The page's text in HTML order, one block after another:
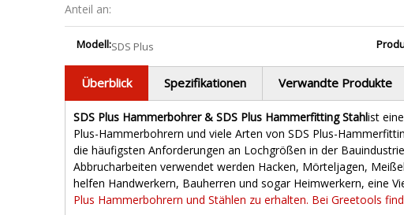
Anteil an:
Modell:SDS Plus
Überblick Spezifikationen Verwandte Produkte
SDS Plus Hammerbohrer & SDS Plus Hammerfitting Stahlist
Plus-Hammerbohrern und viele Arten von SDS Plus-
die häufigsten Anforderungen an Lochgrößen in der
Abbrucharbeiten verwendet werden Hacken, Mörteljagen,
helfen Handwerkern, Bauherren und sogar Heimwerkern, eine
Plus Hammerbohrern und Stählen zu erhalten. Bei Greetools